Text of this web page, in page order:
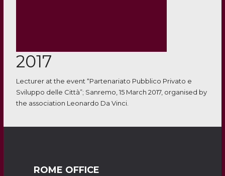
2017
Lecturer at the event “Partenariato Pubblico Privato e
Sviluppo delle Città”; Sanremo, 15 March 2017, organised by
the association Leonardo Da Vinci.
ROME OFFICE